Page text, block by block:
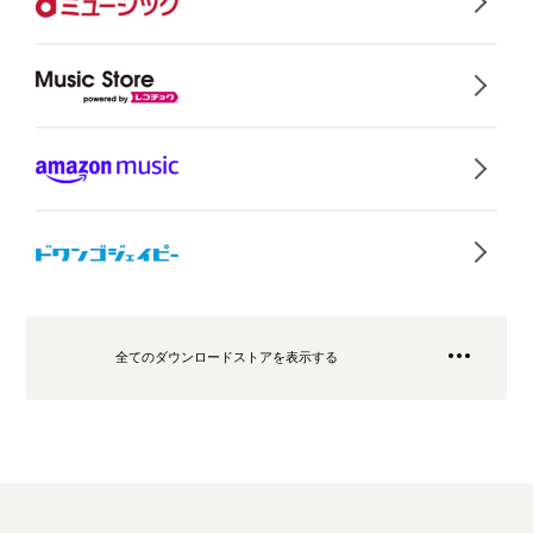
全てのダウンロードストアを表示する